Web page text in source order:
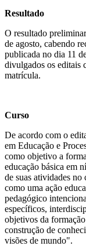
Resultado
O resultado
de agosto, cabendo
publicada no dia 11
divulgados os editais
matrícula.
Curso
De acordo com o
em Educação e
como objetivo a
educação básica em
de suas atividades no
como uma ação
pedagógico
específicos,
objetivos da
construção de
visões de mundo".